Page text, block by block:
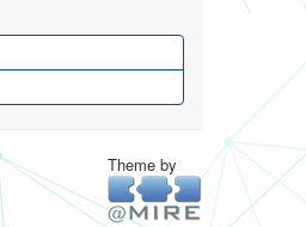
Theme by